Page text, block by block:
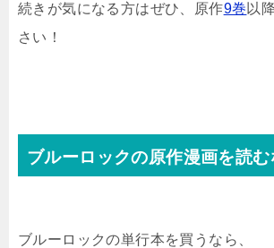
続きが気になる方はぜひ、原作9巻 以
さい！
ブルーロックの原作漫画を読む
ブルーロックの単行本を買うなら、